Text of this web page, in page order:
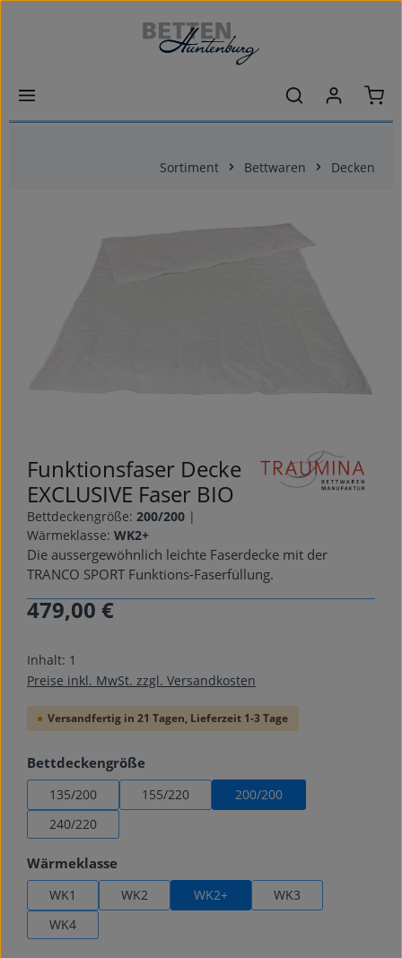
Zum Hauptinhalt springen
Sortiment Bettwaren Decken
Funktionsfaser Decke
EXCLUSIVE Faser BIO
Bettdeckengröße: 200/200 |
Wärmeklasse: WK2+
Die aussergewöhnlich leichte Faserdecke mit der
TRANCO SPORT Funktions-Faserfüllung.
Regulärer Preis:
479,00 €
Inhalt: 1
Preise inkl. MwSt. zzgl. Versandkosten
Versandfertig in 21 Tagen, Lieferzeit 1-3 Tage
Bettdeckengröße
135/200 155/220
200/200
240/220
Wärmeklasse
WK1 WK2 WK2+
WK3
WK4